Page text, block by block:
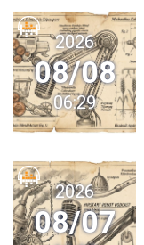
2026
08/08
06:29
2026
08/07